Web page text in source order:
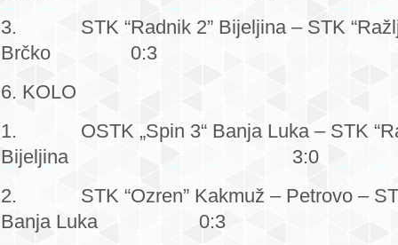
3. STK “Radnik 2” Bijeljina – STK
Brčko 0:3
6. KOLO
1. OSTK „Spin 3“ Banja Luka – STK
Bijeljina 3:0
2. STK “Ozren” Kakmuž – Petrovo –
Banja Luka 0:3